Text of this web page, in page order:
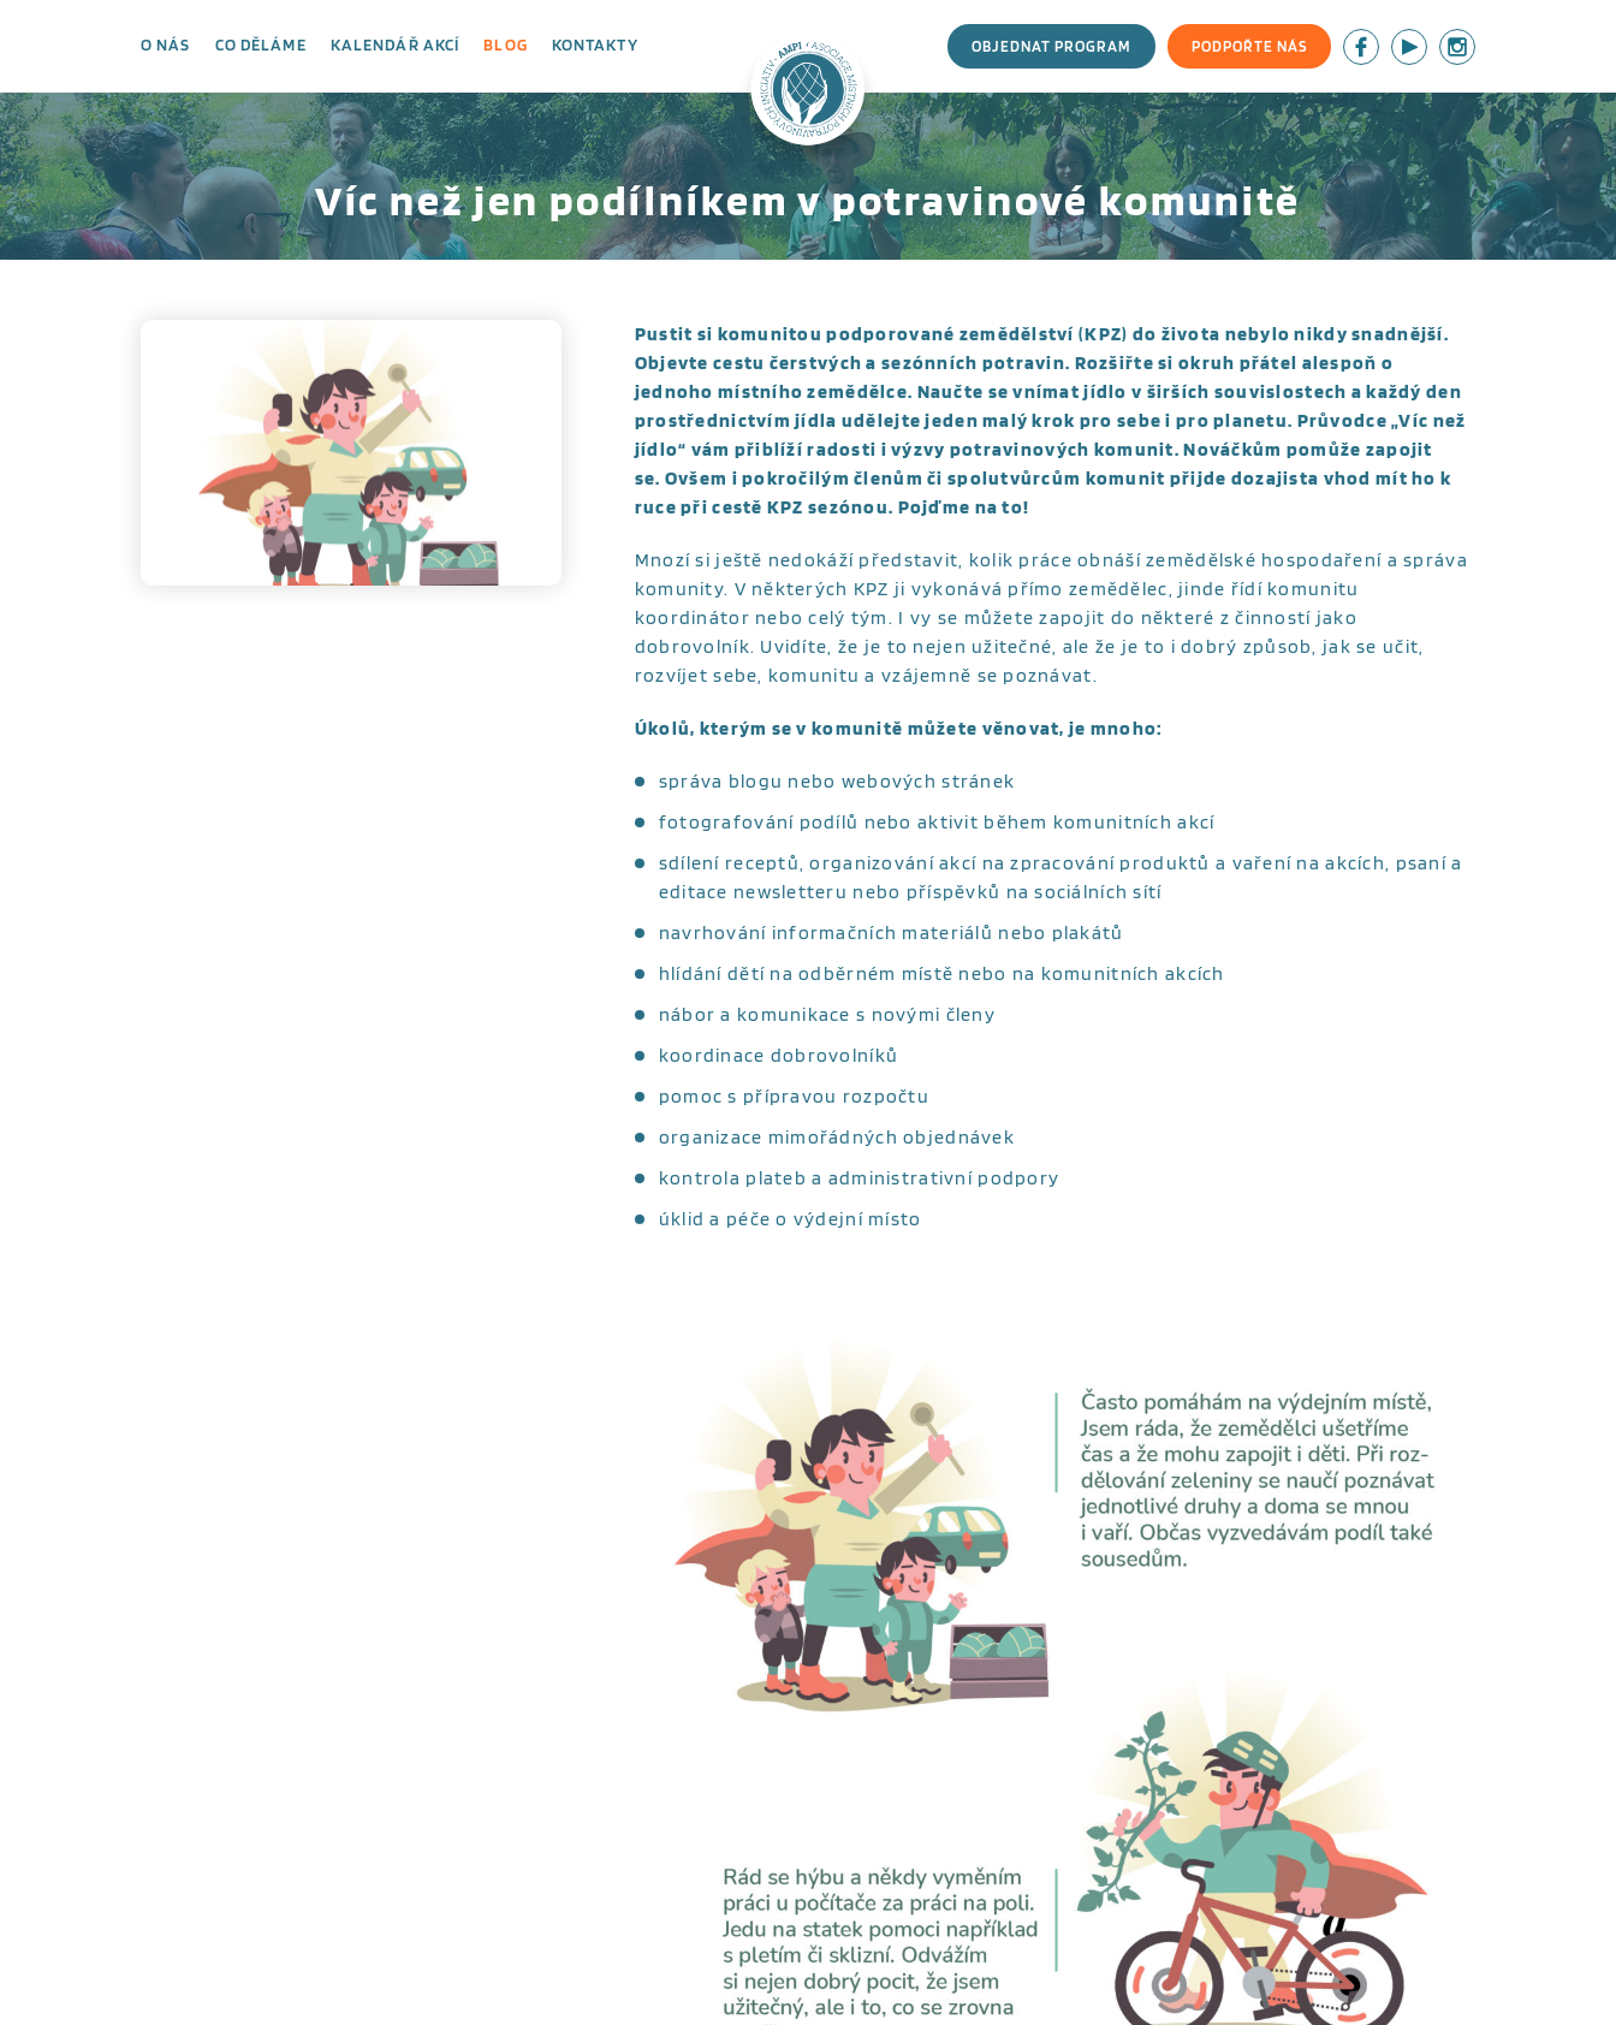
O NÁS CO DĚLÁME KALENDÁŘ AKCÍ BLOG KONTAKTY OBJEDNAT PROGRAM PODPOŘTE NÁS
Víc než jen podílníkem v potravinové komunitě
Pustit si komunitou podporované zemědělství (KPZ) do života nebylo nikdy snadnější.
Objevte cestu čerstvých a sezónních potravin. Rozšiřte si okruh přátel alespoň o
jednoho místního zemědělce. Naučte se vnímat jídlo v širších souvislostech a každý den
prostřednictvím jídla udělejte jeden malý krok pro sebe i pro planetu. Průvodce „Víc než
jídlo“ vám přiblíží radosti i výzvy potravinových komunit. Nováčkům pomůže zapojit
se. Ovšem i pokročilým členům či spolutvůrcům komunit přijde dozajista vhod mít ho k
ruce při cestě KPZ sezónou. Pojďme na to!
Mnozí si ještě nedokáží představit, kolik práce obnáší zemědělské hospodaření a správa
komunity. V některých KPZ ji vykonává přímo zemědělec, jinde řídí komunitu
koordinátor nebo celý tým. I vy se můžete zapojit do některé z činností jako
dobrovolník. Uvidíte, že je to nejen užitečné, ale že je to i dobrý způsob, jak se učit,
rozvíjet sebe, komunitu a vzájemně se poznávat.
Úkolů, kterým se v komunitě můžete věnovat, je mnoho:
správa blogu nebo webových stránek
fotografování podílů nebo aktivit během komunitních akcí
sdílení receptů, organizování akcí na zpracování produktů a vaření na akcích, psaní a
editace newsletteru nebo příspěvků na sociálních sítí
navrhování informačních materiálů nebo plakátů
hlídání dětí na odběrném místě nebo na komunitních akcích
nábor a komunikace s novými členy
koordinace dobrovolníků
pomoc s přípravou rozpočtu
organizace mimořádných objednávek
kontrola plateb a administrativní podpory
úklid a péče o výdejní místo